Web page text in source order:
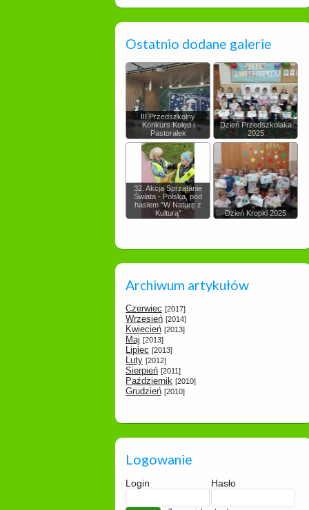
Ostatnio dodane galerie
III Przedszkolny
Konkurs Kolęd i
Pastorałek
Dzień Przedszkolaka
2025
32. Akcja Sprzątanie
Świata - Polska, pod
hasłem "W Naturę z
Kulturą"
Dzień Kropki 2025
Archiwum artykułów
Czerwiec [2017]
Wrzesień [2014]
Kwiecień [2013]
Maj [2013]
Lipiec [2013]
Luty [2012]
Sierpień [2011]
Październik [2010]
Grudzień [2010]
Logowanie
Login Hasło